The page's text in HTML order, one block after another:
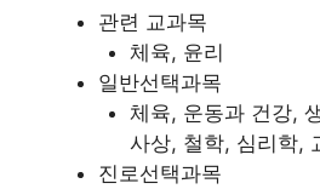
관련 교과목
체육, 윤리
일반선택과목
체육, 운동과 건강,
사상, 철학, 심리학,
진로선택과목